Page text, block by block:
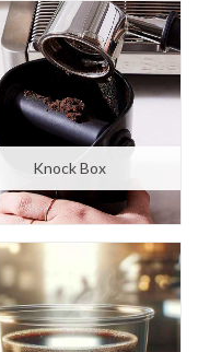
2 stk. Jura Claris White vandfilter (CMF002)
Knock Box